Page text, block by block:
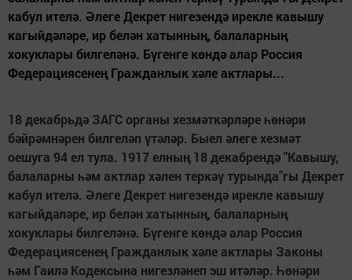
кабул ителә. Әлеге Декрет нигезендә ирекле кавышу
кагыйдәләре, ир белән хатынның, балаларның
хокуклары билгеләнә. Бүгенге көндә алар Россия
Федерациясенең Гражданлык хәле актлары...
18 декабрьдә ЗАГС органы хезмәткәрләре һөнәри
бәйрәмнәрен билгеләп үтәләр. Быел әлеге хезмәт
оешуга 94 ел тула. 1917 елның 18 декабрендә "Кавышу,
балаларны һәм актлар хәлен теркәү турында"гы Декрет
кабул ителә. Әлеге Декрет нигезендә ирекле кавышу
кагыйдәләре, ир белән хатынның, балаларның
хокуклары билгеләнә. Бүгенге көндә алар Россия
Федерациясенең Гражданлык хәле актлары Законы
һәм Гаилә Кодексына нигезләнеп эш итәләр. Һөнәри